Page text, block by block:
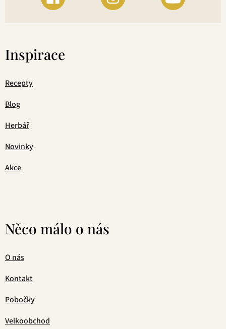
Inspirace
Recepty
Blog
Herbář
Novinky
Akce
Něco málo o nás
O nás
Kontakt
Pobočky
Velkoobchod